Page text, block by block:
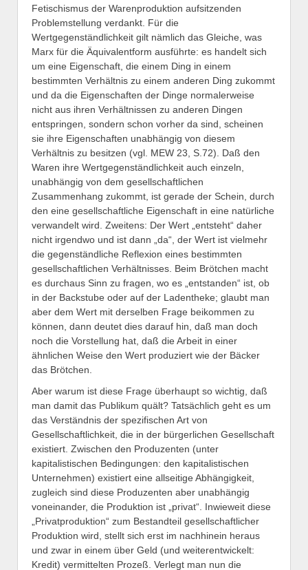
Fetischismus der Warenproduktion aufsitzenden
Problemstellung verdankt. Für die
Wertgegenständlichkeit gilt nämlich das Gleiche, was
Marx für die Äquivalentform ausführte: es handelt sich
um eine Eigenschaft, die einem Ding in einem
bestimmten Verhältnis zu einem anderen Ding zukommt
und da die Eigenschaften der Dinge normalerweise
nicht aus ihren Verhältnissen zu anderen Dingen
entspringen, sondern schon vorher da sind, scheinen
sie ihre Eigenschaften unabhängig von diesem
Verhältnis zu besitzen (vgl. MEW 23, S.72). Daß den
Waren ihre Wertgegenständlichkeit auch einzeln,
unabhängig von dem gesellschaftlichen
Zusammenhang zukommt, ist gerade der Schein, durch
den eine gesellschaftliche Eigenschaft in eine natürliche
verwandelt wird. Zweitens: Der Wert „entsteht“ daher
nicht irgendwo und ist dann „da“, der Wert ist vielmehr
die gegenständliche Reflexion eines bestimmten
gesellschaftlichen Verhältnisses. Beim Brötchen macht
es durchaus Sinn zu fragen, wo es „entstanden“ ist, ob
in der Backstube oder auf der Ladentheke; glaubt man
aber dem Wert mit derselben Frage beikommen zu
können, dann deutet dies darauf hin, daß man doch
noch die Vorstellung hat, daß die Arbeit in einer
ähnlichen Weise den Wert produziert wie der Bäcker
das Brötchen.
Aber warum ist diese Frage überhaupt so wichtig, daß
man damit das Publikum quält? Tatsächlich geht es um
das Verständnis der spezifischen Art von
Gesellschaftlichkeit, die in der bürgerlichen Gesellschaft
existiert. Zwischen den Produzenten (unter
kapitalistischen Bedingungen: den kapitalistischen
Unternehmen) existiert eine allseitige Abhängigkeit,
zugleich sind diese Produzenten aber unabhängig
voneinander, die Produktion ist „privat“. Inwieweit diese
„Privatproduktion“ zum Bestandteil gesellschaftlicher
Produktion wird, stellt sich erst im nachhinein heraus
und zwar in einem über Geld (und weiterentwickelt:
Kredit) vermittelten Prozeß. Verlegt man nun die